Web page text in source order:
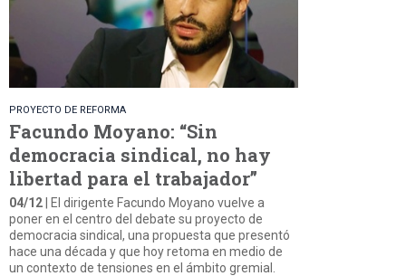
PROYECTO DE REFORMA
Facundo Moyano: “Sin
democracia sindical, no hay
libertad para el trabajador”
04/12 | El dirigente Facundo Moyano vuelve a
poner en el centro del debate su proyecto de
democracia sindical, una propuesta que presentó
hace una década y que hoy retoma en medio de
un contexto de tensiones en el ámbito gremial.